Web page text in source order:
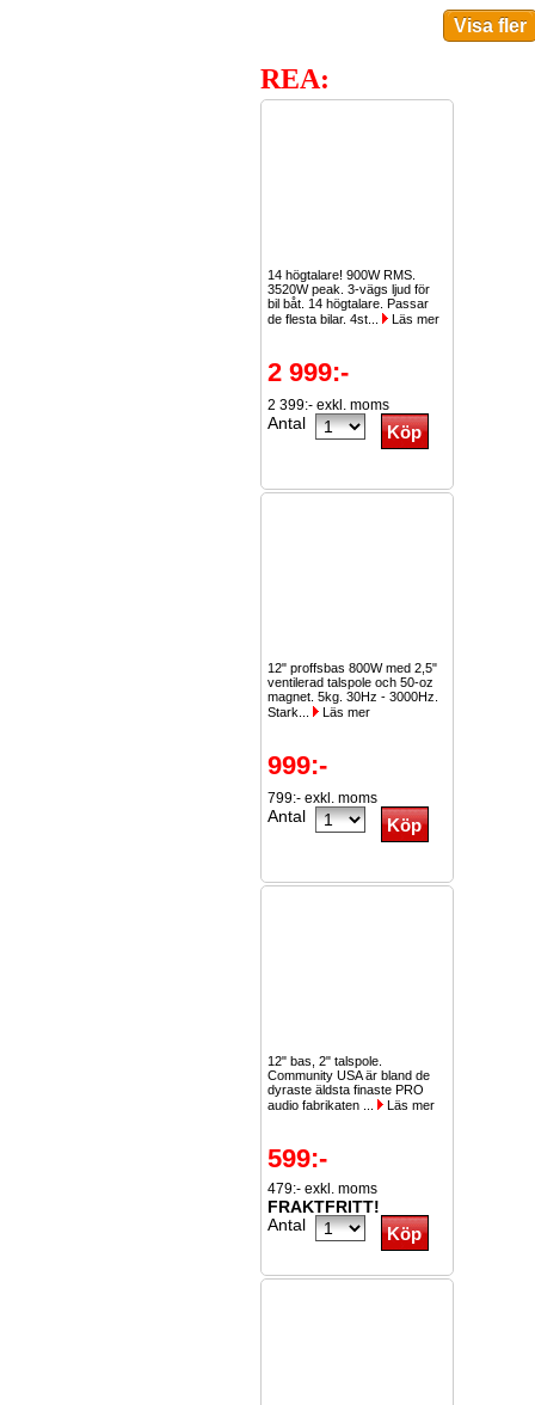
REA:
14 högtalare! 900W RMS.
3520W peak. 3-vägs ljud för
bil båt. 14 högtalare. Passar
de flesta bilar. 4st...
Läs mer
2 999:-
2 399:- exkl. moms
Antal
12" proffsbas 800W med 2,5"
ventilerad talspole och 50-oz
magnet. 5kg. 30Hz - 3000Hz.
Stark...
Läs mer
999:-
799:- exkl. moms
Antal
12" bas, 2" talspole.
Community USA är bland de
dyraste äldsta finaste PRO
audio fabrikaten ...
Läs mer
599:-
479:- exkl. moms
FRAKTFRITT!
Antal